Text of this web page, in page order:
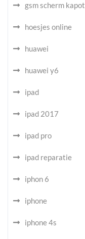
gsm scherm kapot
hoesjes online
huawei
huawei y6
ipad
ipad 2017
ipad pro
ipad reparatie
iphon 6
iphone
iphone 4s